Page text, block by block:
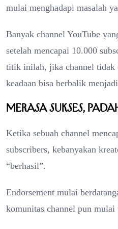
mulai menghadapi masalah
Banyak channel YouTube
setelah mencapai 10.000
titik inilah, jika channel tidak
keadaan bisa berbalik
Merasa Sukses,
Ketika sebuah channel
subscribers, kebanyakan
“berhasil”.
Endorsement mulai
komunitas channel pun mulai